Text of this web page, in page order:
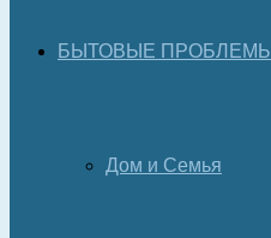
БЫТОВЫЕ ПРОБЛЕМЫ
Дом и Семья